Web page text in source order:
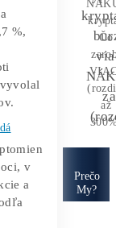
% na 92
2,7 %,
proti
EÚ vyvolal